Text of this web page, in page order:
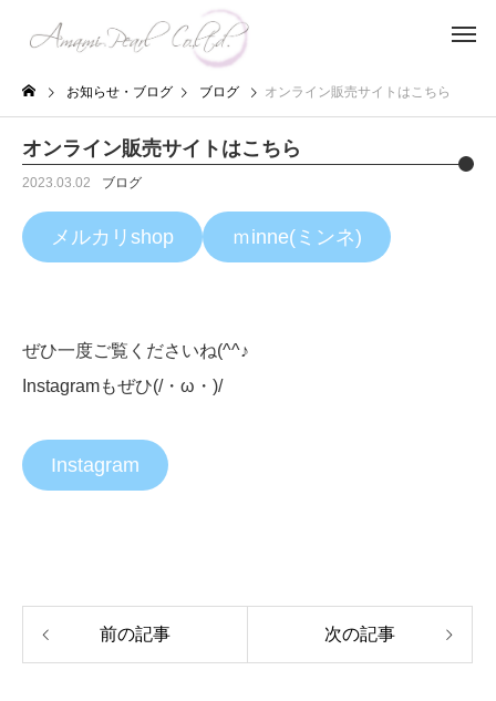
お知らせ・ブログ ブログ オンライン販売サイトはこちら
オンライン販売サイトはこちら
2023.03.02 ブログ
メルカリshop ｍinne(ミンネ)
ぜひ一度ご覧くださいね(^^♪
Instagramもぜひ(/・ω・)/
Instagram
前の記事 次の記事